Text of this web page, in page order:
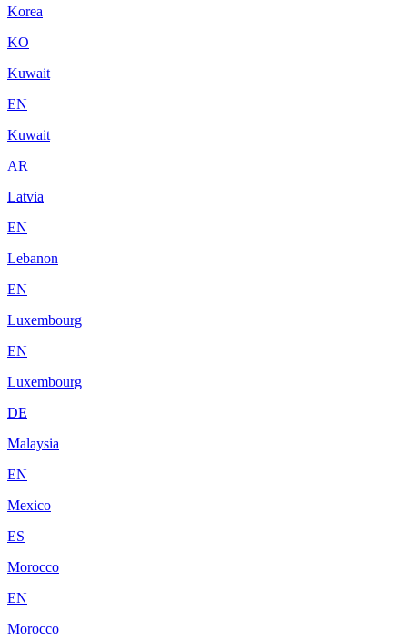
Korea
KO
Kuwait
EN
Kuwait
AR
Latvia
EN
Lebanon
EN
Luxembourg
EN
Luxembourg
DE
Malaysia
EN
Mexico
ES
Morocco
EN
Morocco